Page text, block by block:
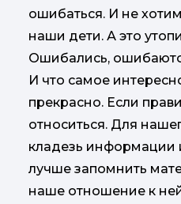
ошибаться. И не
наши дети. А это
Ошибались,
И что самое
прекрасно. Если
относиться. Для
кладезь информации
лучше запомнить
наше отношение к